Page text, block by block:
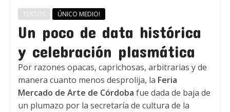
TEXTOS ÚNICO MEDIO!
Un poco de data histórica
y celebración plasmática
Por razones opacas, caprichosas, arbitrarias y de
manera cuanto menos desprolija, la Feria
Mercado de Arte de Córdoba fue dada de baja de
un plumazo por la secretaría de cultura de la